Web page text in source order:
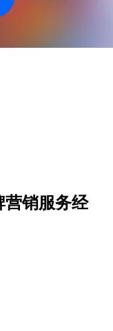
营销服务经